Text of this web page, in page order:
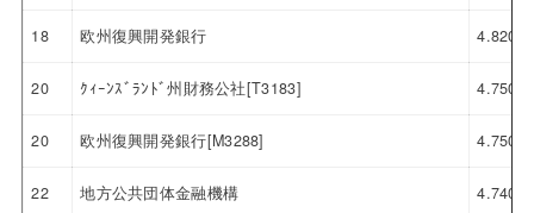
18 欧州復興開発銀行 4.820
20 ｸｨｰﾝｽﾞﾗﾝﾄﾞ州財務公社[T3183] 4.750
20 欧州復興開発銀行[M3288] 4.750
22 地方公共団体金融機構 4.740